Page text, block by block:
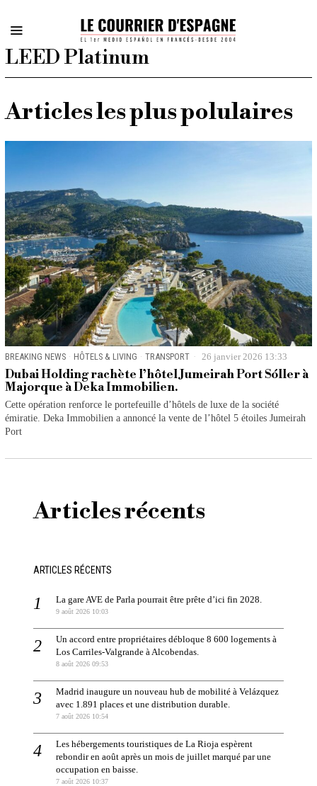
LEED Platinum
Articles les plus polulaires
BREAKING NEWS · HÔTELS & LIVING · TRANSPORT 26 janvier 2026 13:33
Dubai Holding rachète l’hôtel Jumeirah Port Sóller à
Majorque à Deka Immobilien.
Cette opération renforce le portefeuille d’hôtels de luxe de la société
émiratie. Deka Immobilien a annoncé la vente de l’hôtel 5 étoiles Jumeirah
Port
Articles récents
ARTICLES RÉCENTS
La gare AVE de Parla pourrait être prête d’ici fin 2028.
9 août 2026 10:03
Un accord entre propriétaires débloque 8 600 logements à
Los Carriles-Valgrande à Alcobendas.
8 août 2026 09:53
Madrid inaugure un nouveau hub de mobilité à Velázquez
avec 1.891 places et une distribution durable.
7 août 2026 10:54
Les hébergements touristiques de La Rioja espèrent
rebondir en août après un mois de juillet marqué par une
occupation en baisse.
7 août 2026 10:37